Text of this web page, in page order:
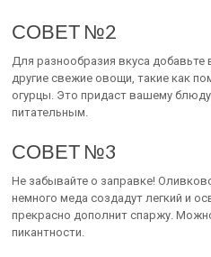
СОВЕТ №2
Для разнообразия вкуса добавьте
другие свежие овощи, такие как
огурцы. Это придаст вашему
питательным.
СОВЕТ №3
Не забывайте о заправке!
немного меда создадут легкий и
прекрасно дополнит спаржу.
пикантности.